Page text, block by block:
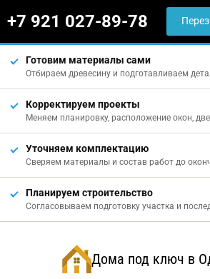
+7 921 027-89-78
Готовим материалы сами
Отбираем древесину и подготавливаем
Корректируем проекты
Меняем планировку, расположение окон,
Уточняем комплектацию
Сверяем материалы и состав работ до
Планируем строительство
Согласовываем подготовку участка и
Дома под ключ в